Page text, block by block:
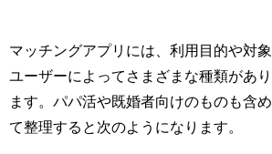
マッチングアプリには、利用目的や対象
ユーザーによってさまざまな種類があり
ます。パパ活や既婚者向けのものも含め
て整理すると次のようになります。